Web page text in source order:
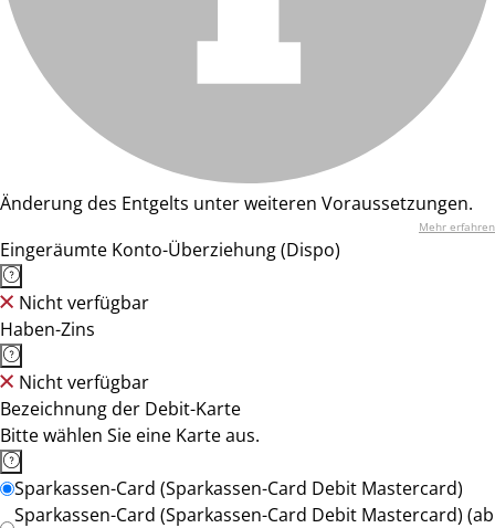
Änderung des Entgelts unter weiteren Voraussetzungen.
Mehr erfahren
Eingeräumte Konto-Überziehung (Dispo)
Nicht verfügbar
Haben-Zins
Nicht verfügbar
Bezeichnung der Debit-Karte
Bitte wählen Sie eine Karte aus.
Sparkassen-Card (Sparkassen-Card Debit Mastercard)
Sparkassen-Card (Sparkassen-Card Debit Mastercard) (ab